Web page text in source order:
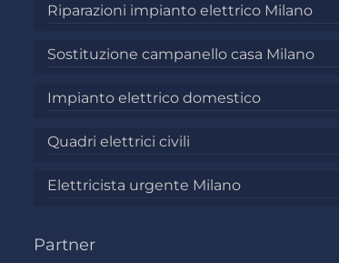
Riparazioni impianto elettrico Milano
Sostituzione campanello casa Milano
Impianto elettrico domestico
Quadri elettrici civili
Elettricista urgente Milano
Partner